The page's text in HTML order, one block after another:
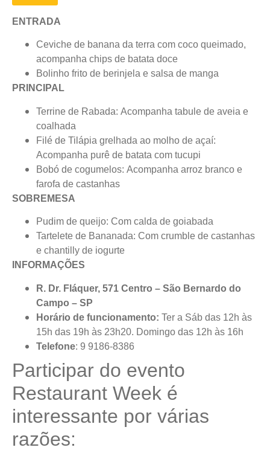
ENTRADA
Ceviche de banana da terra com coco queimado,
acompanha chips de batata doce
Bolinho frito de berinjela e salsa de manga
PRINCIPAL
Terrine de Rabada: Acompanha tabule de aveia e
coalhada
Filé de Tilápia grelhada ao molho de açaí:
Acompanha purê de batata com tucupi
Bobó de cogumelos: Acompanha arroz branco e
farofa de castanhas
SOBREMESA
Pudim de queijo: Com calda de goiabada
Tartelete de Bananada: Com crumble de castanhas
e chantilly de iogurte
INFORMAÇÕES
R. Dr. Fláquer, 571 Centro – São Bernardo do
Campo – SP
Horário de funcionamento: Ter a Sáb das 12h às
15h das 19h às 23h20. Domingo das 12h às 16h
Telefone: 9 9186-8386
Participar do evento
Restaurant Week é
interessante por várias
razões: